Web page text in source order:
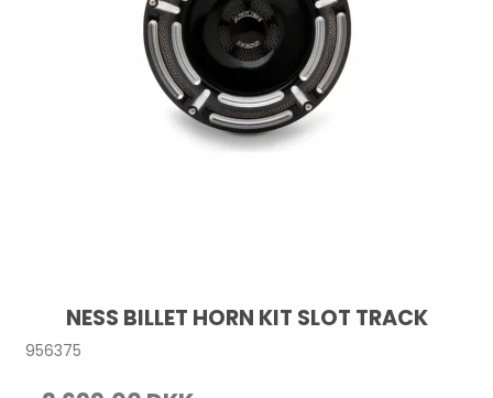
NESS BILLET HORN KIT SLOT TRACK
956375